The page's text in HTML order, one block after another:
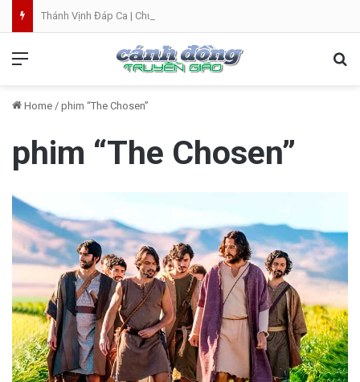
Thánh Vịnh Đáp Ca | Chúa Nhật 19 Thường Niên A
Home / phim “The Chosen”
phim “The Chosen”